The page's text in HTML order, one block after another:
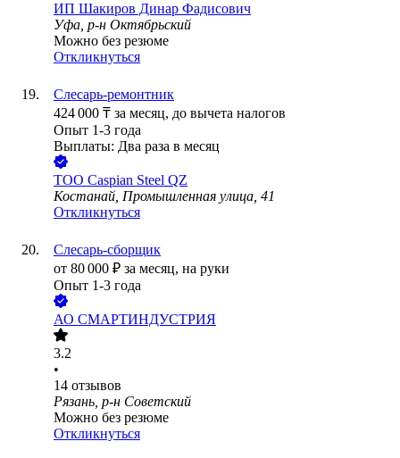
ИП Шакиров Динар Фадисович
Уфа, р-н Октябрьский
Можно без резюме
Откликнуться
Слесарь-ремонтник
424 000 ₸ за месяц, до вычета налогов
Опыт 1-3 года
Выплаты: Два раза в месяц
ТОО Caspian Steel QZ
Костанай, Промышленная улица, 41
Откликнуться
Слесарь-сборщик
от 80 000 ₽ за месяц, на руки
Опыт 1-3 года
АО СМАРТИНДУСТРИЯ
3.2
•
14 отзывов
Рязань, р-н Советский
Можно без резюме
Откликнуться